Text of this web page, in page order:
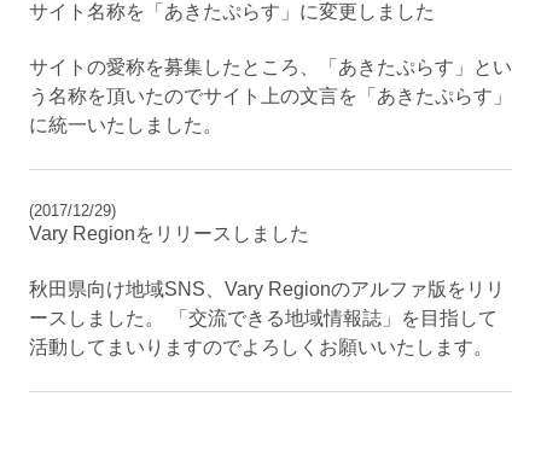
サイト名称を「あきたぷらす」に変更しました
サイトの愛称を募集したところ、「あきたぷらす」とい
う名称を頂いたのでサイト上の文言を「あきたぷらす」
に統一いたしました。
(2017/12/29)
Vary Regionをリリースしました
秋田県向け地域SNS、Vary Regionのアルファ版をリリ
ースしました。 「交流できる地域情報誌」を目指して
活動してまいりますのでよろしくお願いいたします。